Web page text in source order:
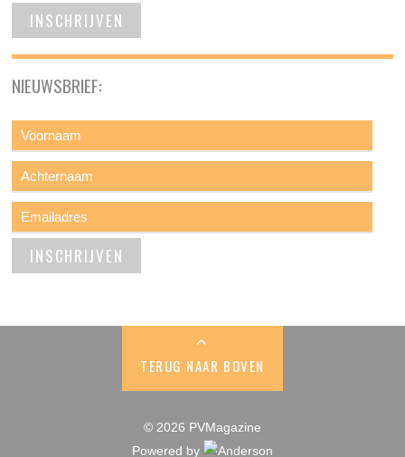
NIEUWSBRIEF:
TERUG NAAR BOVEN
© 2026 PVMagazine
Powered by